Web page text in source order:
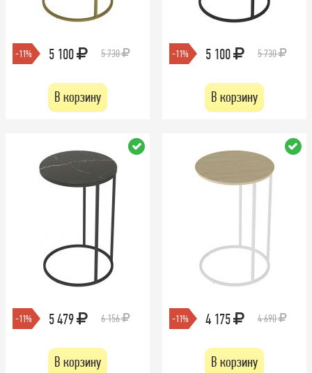
-11% 5 100 5 730
В корзину
-11% 5 100 5 730
В корзину
-11% 5 479 6 156
В корзину
-11% 4 175 4 690
В корзину